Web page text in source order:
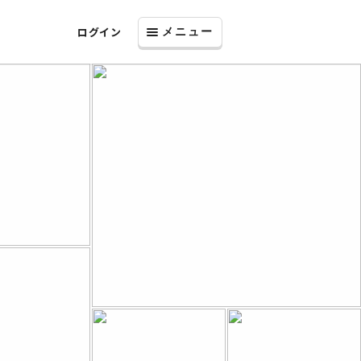
ログイン メニュー